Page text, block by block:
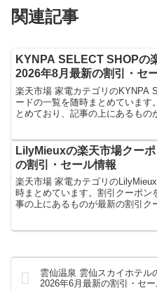
関連記事
KYNPA SELECT SHOPの
2026年8月最新の割引・セ
楽天市場 家電カテゴリのKYNPA
ードの一覧を随時まとめています
とめており、記事の上にあるもの
LilyMieuxの楽天市場クー
の割引・セール情報
楽天市場 家電カテゴリの
時まとめています。割引クーポ
事の上にあるものが最新の割引ク
雲仙温泉 雲仙スカイホテル
2026年6月最新の割引・セ